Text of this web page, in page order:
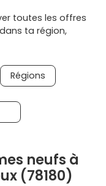
toutes les offres
ta région,
Régions
neufs à
(78180)